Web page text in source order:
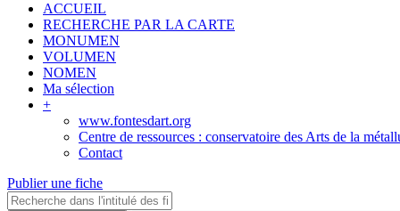
ACCUEIL
RECHERCHE PAR LA CARTE
MONUMEN
VOLUMEN
NOMEN
Ma sélection
+
www.fontesdart.org
Centre de ressources : conservatoire des Arts de la
Contact
Publier une fiche